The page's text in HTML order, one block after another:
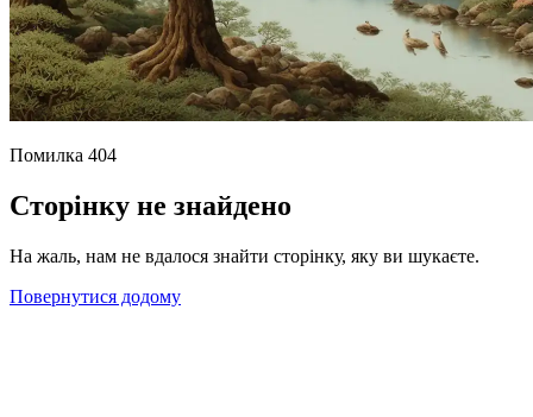
Помилка 404
Сторінку не знайдено
На жаль, нам не вдалося знайти сторінку, яку ви шукаєте.
Повернутися додому